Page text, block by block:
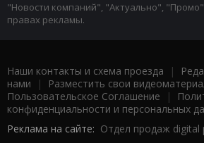
"Новости компаний", "Актуально",
правах рекламы.
Наши контакты и схема проезда |
нами | Разместить свои
Пользовательское Соглашение |
конфиденциальности и персональных
Реклама на сайте: Отдел продаж digital